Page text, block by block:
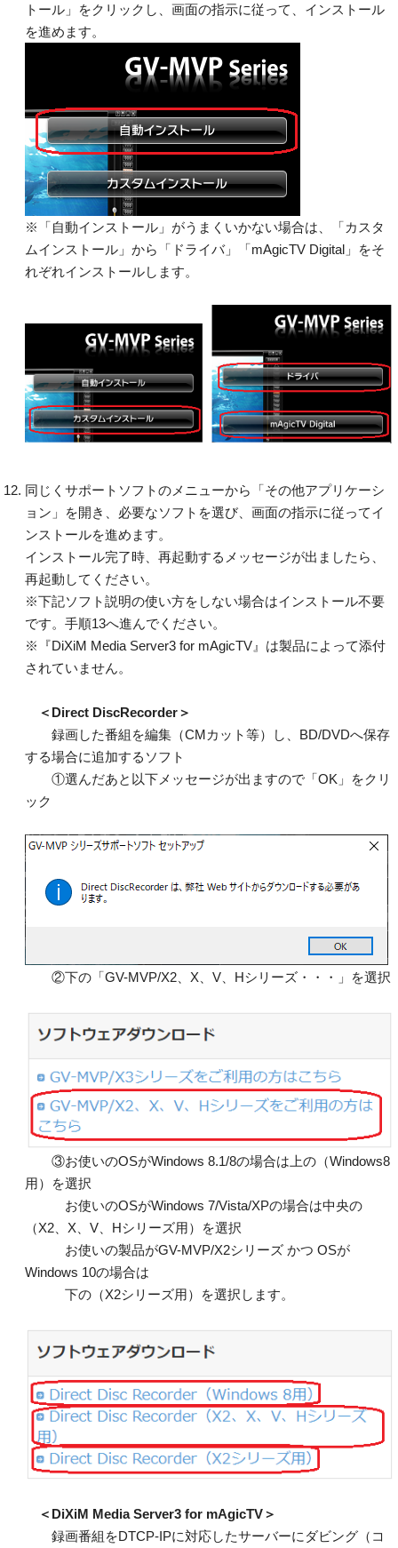
トール」をクリックし、画面の指示に従って、インストール
を進めます。
※「自動インストール」がうまくいかない場合は、「カスタ
ムインストール」から「ドライバ」「mAgicTV Digital」をそ
れぞれインストールします。
同じくサポートソフトのメニューから「その他アプリケーシ
ョン」を開き、必要なソフトを選び、画面の指示に従ってイ
ンストールを進めます。
インストール完了時、再起動するメッセージが出ましたら、
再起動してください。
※下記ソフト説明の使い方をしない場合はインストール不要
です。手順13へ進んでください。
※『DiXiM Media Server3 for mAgicTV』は製品によって添付
されていません。
＜Direct DiscRecorder＞
録画した番組を編集（CMカット等）し、BD/DVDへ保存
する場合に追加するソフト
①選んだあと以下メッセージが出ますので「OK」をクリ
ック
②下の「GV-MVP/X2、X、V、Hシリーズ・・・」を選択
③お使いのOSがWindows 8.1/8の場合は上の（Windows8
用）を選択
お使いのOSがWindows 7/Vista/XPの場合は中央の
（X2、X、V、Hシリーズ用）を選択
お使いの製品がGV-MVP/X2シリーズ かつ OSが
Windows 10の場合は
下の（X2シリーズ用）を選択します。
＜DiXiM Media Server3 for mAgicTV＞
録画番組をDTCP-IPに対応したサーバーにダビング（コ